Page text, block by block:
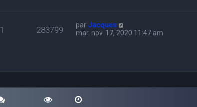
1 283799 par Jacques
mar. nov. 17, 2020 11:47 am